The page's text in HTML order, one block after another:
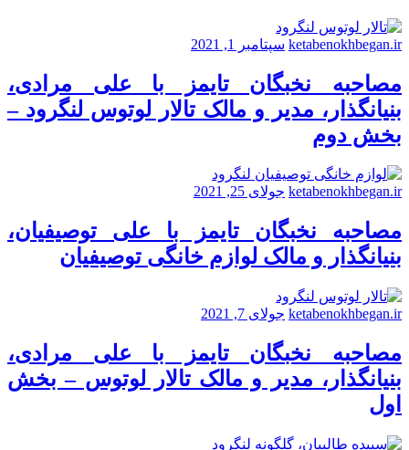
ketabenokhbegan.ir سپتامبر 1, 2021
مصاحبه نخبگان تایمز با علی مرادی،
بنیانگذار، مدیر و مالک تالار لوتوس لنگرود –
بخش دوم
ketabenokhbegan.ir جولای 25, 2021
مصاحبه نخبگان تایمز با علی توصیفیان،
بنیانگذار و مالک لوازم خانگی توصیفیان
ketabenokhbegan.ir جولای 7, 2021
مصاحبه نخبگان تایمز با علی مرادی،
بنیانگذار، مدیر و مالک تالار لوتوس – بخش
اول